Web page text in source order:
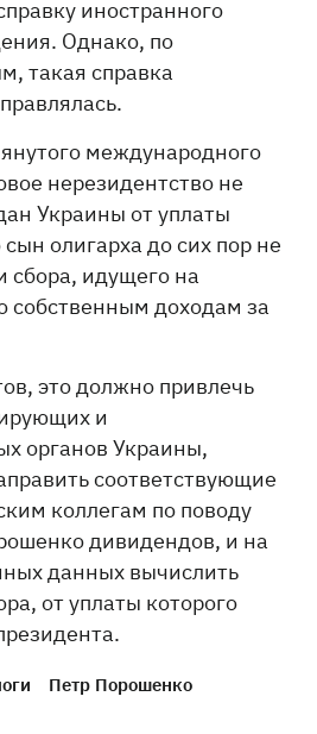
иностранного
Однако, по
такая справка
международного
нерезидентство не
Украины от уплаты
олигарха до сих пор не
сбора, идущего на
собственным доходам за
это должно привлечь
и
органов Украины,
соответствующие
коллегам по поводу
дивидендов, и на
данных вычислить
от уплаты которого
Петр Порошенко